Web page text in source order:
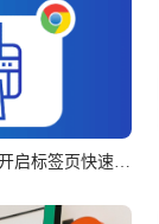
Chrome浏览器下载后如何开启标签页快速切换